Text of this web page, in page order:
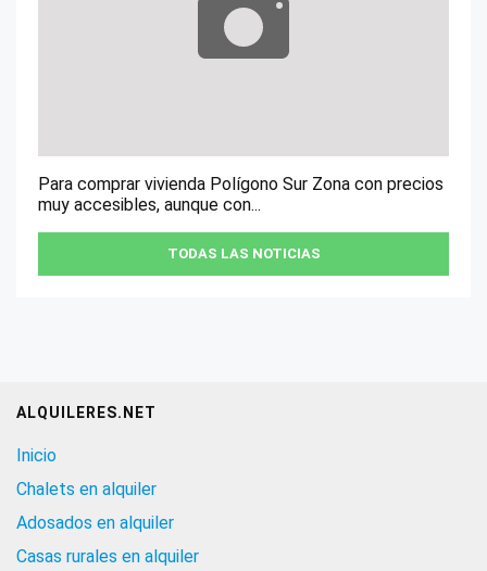
Para comprar vivienda Polígono Sur Zona con precios
muy accesibles, aunque con...
TODAS LAS NOTICIAS
ALQUILERES.NET
Inicio
Chalets en alquiler
Adosados en alquiler
Casas rurales en alquiler